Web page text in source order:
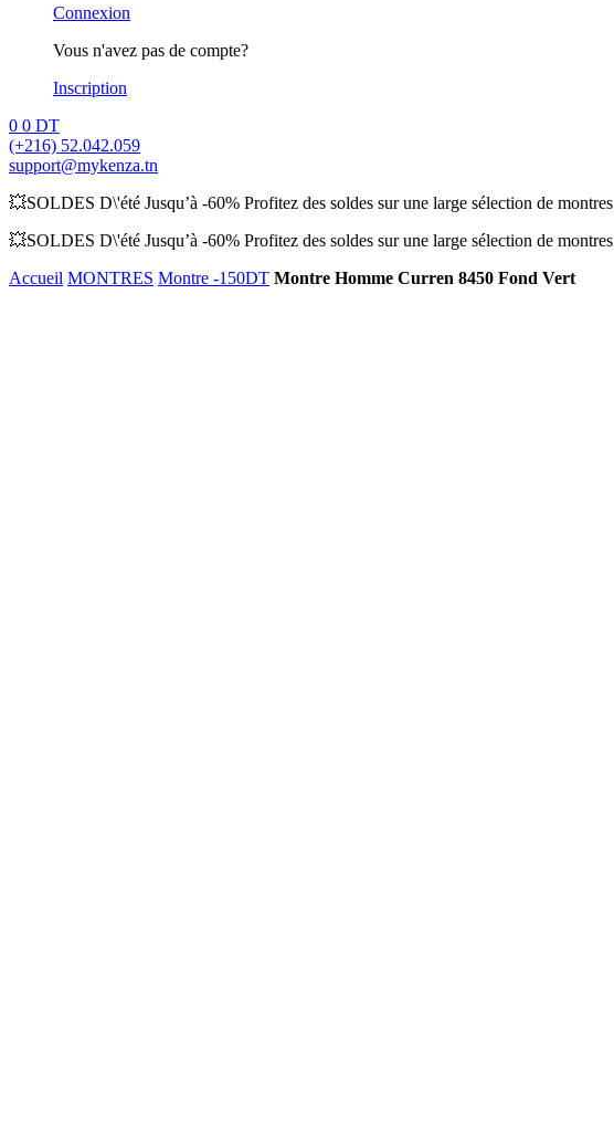
Connexion
Vous n'avez pas de compte?
Inscription
0 0 DT
(+216) 52.042.059
support@mykenza.tn
💥SOLDES D\'été Jusqu’à -60% Profitez des soldes sur une large sélection de
💥SOLDES D\'été Jusqu’à -60% Profitez des soldes sur une large sélection de
Accueil MONTRES Montre -150DT Montre Homme Curren 8450 Fond Vert